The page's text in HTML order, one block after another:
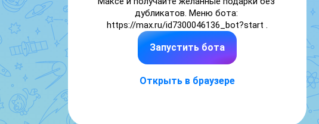
дубликатов. Меню бота:
https://max.ru/id7300046136_bot?start .
Запустить бота
Открыть в браузере